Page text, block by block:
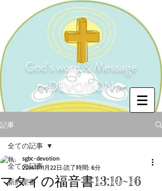
God's word & Message
〜DEVOTION〜
記事
全ての記事
新約聖書
全ての記事
マタイの福音書13:10~16
sgbc-devotion
2014年11月22日 読了時間: 6分